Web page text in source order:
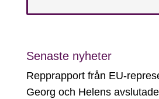
Senaste nyheter
Repprapport från EU-
Georg och Helens